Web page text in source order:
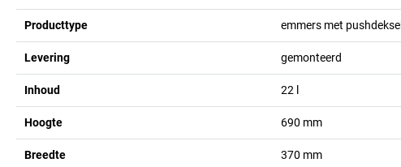
Producttype emmers met pushdeksel
Levering gemonteerd
Inhoud 22
Hoogte 690 mm
Breedte 370 mm